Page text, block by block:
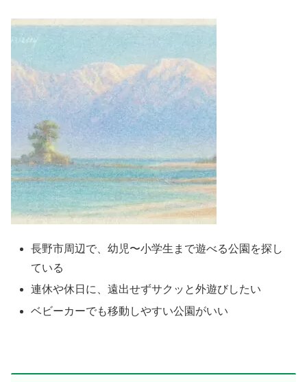
長野市周辺で、幼児〜小学生まで遊べる公園を探し
ている
連休や休日に、遠出せずサクッと外遊びしたい
ベビーカーでも移動しやすい公園がいい